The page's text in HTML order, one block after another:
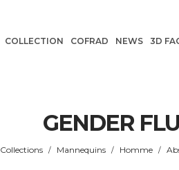
COLLECTION COFRAD NEWS 3D
GENDER
Collections / Mannequins / Homme /